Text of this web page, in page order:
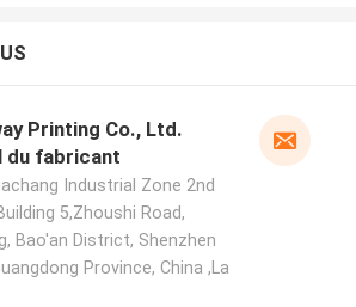
Printing Co., Ltd.
du fabricant
Industrial Zone 2nd
5,Zhoushi Road,
Bao'an District, Shenzhen
Province, China ,La